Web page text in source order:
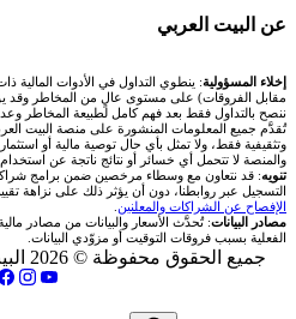
اكس تي بي XTB
انتراكتيف بروكرز IBKR
شركات تداول في الأردن
شركات تداول في العراق
شركات تداول في فلسطين
🇪🇬 البورصة المصرية
🇶🇦 بورصة قطر
🇯🇴 بورصة عمّان
🇧🇭 بورصة البحرين
🧮 حاسبة حجم اللوت
📊 حاسبة قيمة النقطة
💰 حاسبة ربح الفوركس
📌 حاسبة النقاط المحورية
📏 حاسبة حجم المركز
🏆 لوحة المحلّلين
✍️ اكتب تحليلك
🌐 المؤشرات العالمية
🥇 سعر الذهب اليوم
🥇 أسعار الذهب والمعادن
💱 أسعار العملات والفوركس
💵 سعر الريال السعودي في
📅 المؤشرات الاقتصادية
عن البيت العربي
من نحن
تواصل معنا
فريق المؤلفين
مقالات تعليمية
سياسة تقييم الشركات
إخلاء المسؤولية: ينطوي التداول في الأدوات المالية
مقابل الفروقات) على مستوى عالٍ من المخاطر وقد
ننصح بالتداول فقط بعد فهم كامل لطبيعة المخاطر
تُقدَّم جميع المعلومات المنشورة على منصة البيت
وتثقيفية فقط، ولا تمثل بأي حال توصية مالية أو
والمنصة لا تتحمل أي خسائر أو نتائج ناتجة عن استخدام
تنويه: قد نتعاون مع وسطاء مرخصين ضمن برامج
التسجيل عبر روابطنا، دون أن يؤثر ذلك على نزاهة
الإفصاح عن الشراكات والمعلنين
مصادر البيانات: تُحدَّث الأسعار والبيانات من مصادر
الفعلية بسبب فروقات التوقيت أو مزوّدي البيانات.
جميع الحقوق محفوظة © 2026 البيت العربي ·